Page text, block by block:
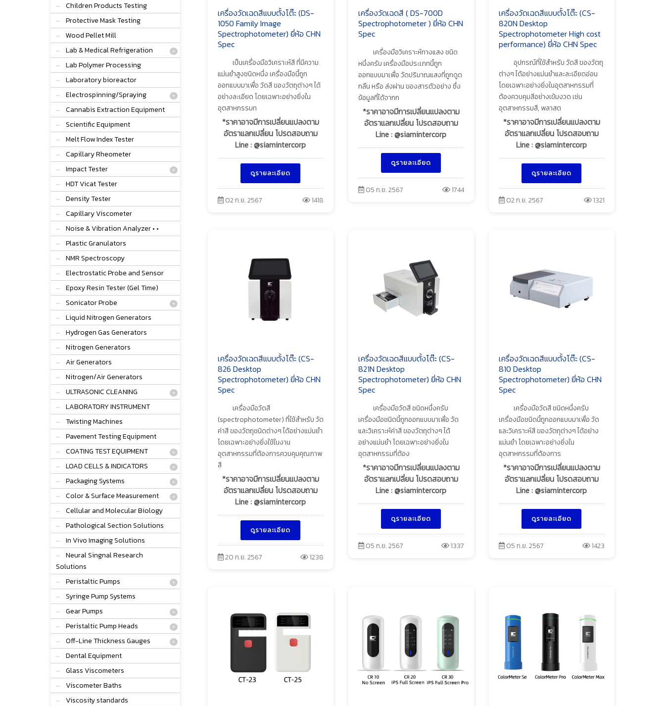
Children Products Testing
Protective Mask Testing
Wood Pellet Mill
Lab & Medical Refrigeration
Lab Polymer Processing
Laboratory bioreactor
Electrospinning/Spraying
Cannabis Extraction Equipment
Scientific Equipment
Melt Flow Index Tester
Capillary Rheometer
Impact Tester
HDT Vicat Tester
Density Tester
Capillary Viscometer
Noise & Vibration Analyzer • •
Plastic Granulators
NMR Spectroscopy
Electrostatic Probe and Sensor
Epoxy Resin Tester (Gel Time)
Sonicator Probe
Liquid Nitrogen Generators
Hydrogen Gas Generators
Nitrogen Generators
Air Generators
Nitrogen/Air Generators
ULTRASONIC CLEANING
LABORATORY INSTRUMENT
Twisting Machines
Pavement Testing Equipment
COATING TEST EQUIPMENT
LOAD CELLS & INDICATORS
Packaging Systems
Color & Surface Measurement
Cellular and Molecular Biology
Pathological Section Solutions
In Vivo Imaging Solutions
Neural Singnal Research
Solutions
Peristaltic Pumps
Syringe Pump Systems
Gear Pumps
Peristaltic Pump Heads
Off-Line Thickness Gauges
Dental Equipment
Glass Viscometers
Viscometer Baths
Viscosity standards
เครื่องวัดเฉดสีแบบตั้งโต๊ะ (DS-
1050 Family Image
Spectrophotometer) ยี่ห้อ CHN
Spec
เป็นเครื่องมือวิเคราะห์สี ที่มีความ
แม่นยำสูงชนิดหนึ่ง เครื่องมือนี้ถูก
ออกแบบมาเพื่อ วัดสี ของวัตถุต่างๆ ได้
อย่างละเอียด โดยเฉพาะอย่างยิ่งใน
อุตสาหกรรมท
*ราคาอาจมีการเปลี่ยนแปลงตาม
อัตราแลกเปลี่ยน โปรดสอบถาม
Line : @siamintercorp
ดูรายละเอียด
02 ก.ย. 2567 1418
เครื่องวัดเฉดสี ( DS-700D
Spectrophotometer ) ยี่ห้อ CHN
Spec
เครื่องมือวิเคราะห์ทางแสง ชนิด
หนึ่งครับ เครื่องมือประเภทนี้ถูก
ออกแบบมาเพื่อ วัดปริมาณแสงที่ถูกดูด
กลืน หรือ ส่งผ่าน ของสารตัวอย่าง ซึ่ง
ข้อมูลที่ได้จากก
*ราคาอาจมีการเปลี่ยนแปลงตาม
อัตราแลกเปลี่ยน โปรดสอบถาม
Line : @siamintercorp
ดูรายละเอียด
05 ก.ย. 2567 1744
เครื่องวัดเฉดสีแบบตั้งโต๊ะ (CS-
820N Desktop
Spectrophotometer High cost
performance) ยี่ห้อ CHN Spec
อุปกรณ์ที่ใช้สำหรับ วัดสี ของวัตถุ
ต่างๆ ได้อย่างแม่นยำและละเอียดอ่อน
โดยเฉพาะอย่างยิ่งในอุตสาหกรรมที่
ต้องควบคุมสีอย่างเข้มงวด เช่น
อุตสาหกรรมสี, พลาสต
*ราคาอาจมีการเปลี่ยนแปลงตาม
อัตราแลกเปลี่ยน โปรดสอบถาม
Line : @siamintercorp
ดูรายละเอียด
02 ก.ย. 2567 1321
เครื่องวัดเฉดสีแบบตั้งโต๊ะ (CS-
826 Desktop
Spectrophotometer) ยี่ห้อ CHN
Spec
เครื่องมือวัดสี
(spectrophotometer) ที่ใช้สำหรับ วัด
ค่าสี ของวัตถุชนิดต่างๆ ได้อย่างแม่นยำ
โดยเฉพาะอย่างยิ่งใช้ในงาน
อุตสาหกรรมที่ต้องการควบคุมคุณภาพ
สี
*ราคาอาจมีการเปลี่ยนแปลงตาม
อัตราแลกเปลี่ยน โปรดสอบถาม
Line : @siamintercorp
ดูรายละเอียด
20 ก.ย. 2567 1238
เครื่องวัดเฉดสีแบบตั้งโต๊ะ (CS-
821N Desktop
Spectrophotometer) ยี่ห้อ CHN
Spec
เครื่องมือวัดสี ชนิดหนึ่งครับ
เครื่องมือชนิดนี้ถูกออกแบบมาเพื่อ วัด
และวิเคราะห์ค่าสี ของวัตถุต่างๆ ได้
อย่างแม่นยำ โดยเฉพาะอย่างยิ่งใน
อุตสาหกรรมที่ต้อง
*ราคาอาจมีการเปลี่ยนแปลงตาม
อัตราแลกเปลี่ยน โปรดสอบถาม
Line : @siamintercorp
ดูรายละเอียด
05 ก.ย. 2567 1337
เครื่องวัดเฉดสีแบบตั้งโต๊ะ (CS-
810 Desktop
Spectrophotometer) ยี่ห้อ CHN
Spec
เครื่องมือวัดสี ชนิดหนึ่งครับ
เครื่องมือชนิดนี้ถูกออกแบบมาเพื่อ วัด
และวิเคราะห์สี ของวัตถุต่างๆ ได้อย่าง
แม่นยำ โดยเฉพาะอย่างยิ่งใน
อุตสาหกรรมที่ต้องการ
*ราคาอาจมีการเปลี่ยนแปลงตาม
อัตราแลกเปลี่ยน โปรดสอบถาม
Line : @siamintercorp
ดูรายละเอียด
05 ก.ย. 2567 1423